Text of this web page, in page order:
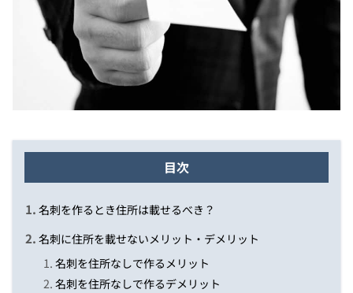
目次
名刺を作るとき住所は載せるべき？
名刺に住所を載せないメリット・デメリット
名刺を住所なしで作るメリット
名刺を住所なしで作るデメリット